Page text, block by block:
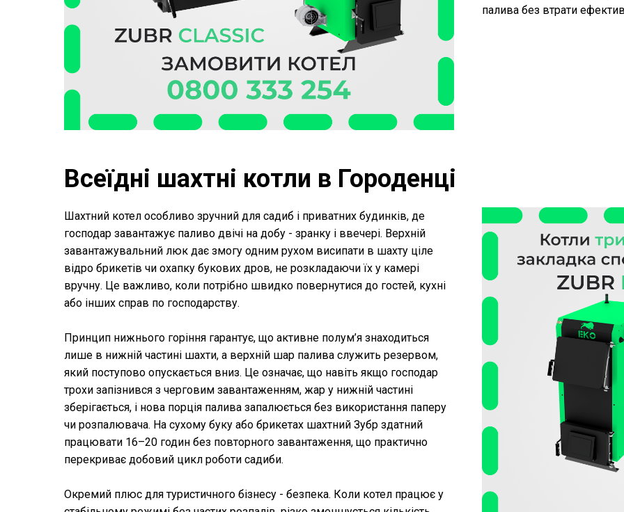
палива без втрати
Всеїдні шахтні котли в Городенці
Шахтний котел особливо зручний для садиб і приватних будинків, де
господар завантажує паливо двічі на добу - зранку і ввечері. Верхній
завантажувальний люк дає змогу одним рухом висипати в шахту ціле
відро брикетів чи охапку букових дров, не розкладаючи їх у камері
вручну. Це важливо, коли потрібно швидко повернутися до гостей, кухні
або інших справ по господарству.
Принцип нижнього горіння гарантує, що активне полум’я знаходиться
лише в нижній частині шахти, а верхній шар палива служить резервом,
який поступово опускається вниз. Це означає, що навіть якщо господар
трохи запізнився з черговим завантаженням, жар у нижній частині
зберігається, і нова порція палива запалюється без використання паперу
чи розпалювача. На сухому буку або брикетах шахтний Зубр здатний
працювати 16–20 годин без повторного завантаження, що практично
перекриває добовий цикл роботи садиби.
Окремий плюс для туристичного бізнесу - безпека. Коли котел працює у